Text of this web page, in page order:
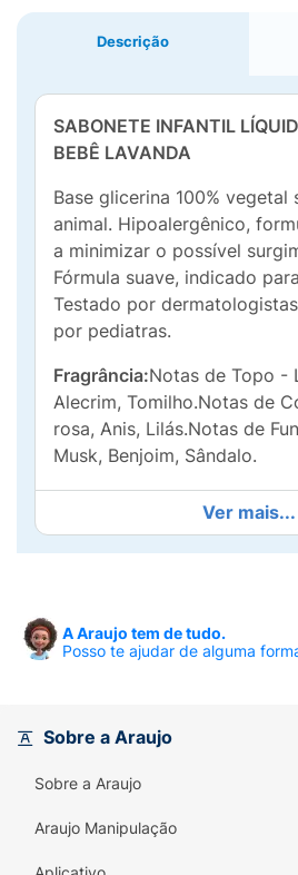
Descrição
SABONETE INFANTIL
BEBÊ LAVANDA
Base glicerina 100% vegetal
animal. Hipoalergênico,
a minimizar o possível
Fórmula suave, indicado
Testado por
por pediatras.
Fragrância:Notas de Topo -
Alecrim, Tomilho.Notas de
rosa, Anis, Lilás.Notas de
Musk, Benjoim, Sândalo.
Ver mais...
A Araujo tem de tudo.
Posso te ajudar de alguma
Sobre a Araujo
Sobre a Araujo
Araujo Manipulação